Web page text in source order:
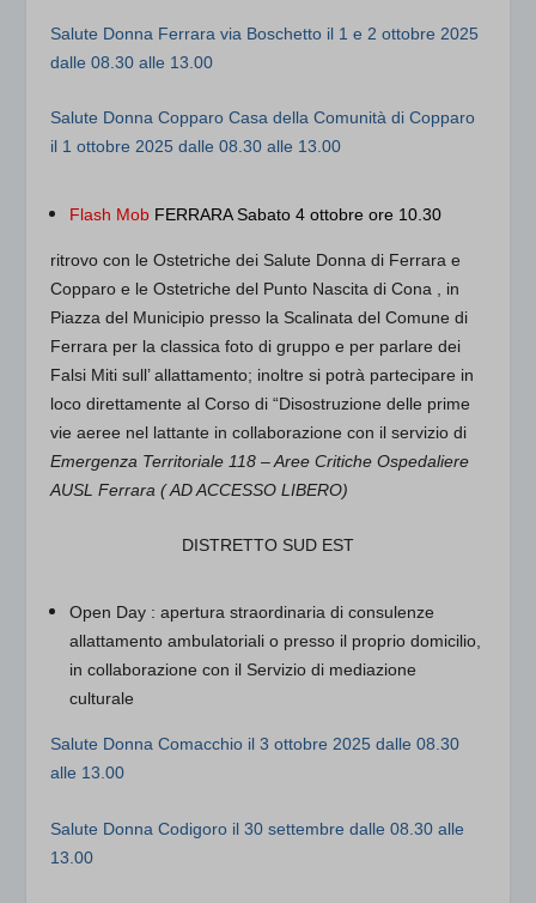
Salute Donna Ferrara via Boschetto il 1 e 2 ottobre 2025
dalle 08.30 alle 13.00
Salute Donna Copparo Casa della Comunità di Copparo
il 1 ottobre 2025 dalle 08.30 alle 13.00
Flash Mob FERRARA Sabato 4 ottobre ore 10.30
ritrovo con le Ostetriche dei Salute Donna di Ferrara e
Copparo e le Ostetriche del Punto Nascita di Cona , in
Piazza del Municipio presso la Scalinata del Comune di
Ferrara per la classica foto di gruppo e per parlare dei
Falsi Miti sull’ allattamento; inoltre si potrà partecipare in
loco direttamente alCorso di “Disostruzione delle prime
vie aeree nel lattante in collaborazione con il servizio di
Emergenza Territoriale 118 – Aree Critiche Ospedaliere
AUSL Ferrara ( AD ACCESSO LIBERO)
DISTRETTO SUD EST
Open Day : apertura straordinaria di consulenze
allattamento ambulatoriali o presso il proprio domicilio,
in collaborazione con il Servizio di mediazione
culturale
Salute Donna Comacchio il 3 ottobre 2025 dalle 08.30
alle 13.00
Salute Donna Codigoro il 30 settembre dalle 08.30 alle
13.00